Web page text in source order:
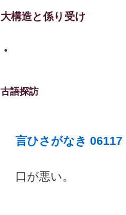
大構造と係り受け
古語探訪
言ひさがなき 06117
口が悪い。